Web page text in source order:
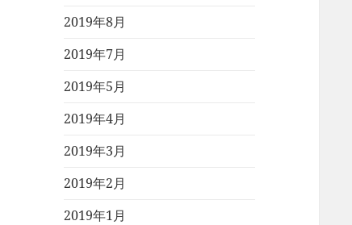
2019年8月
2019年7月
2019年5月
2019年4月
2019年3月
2019年2月
2019年1月